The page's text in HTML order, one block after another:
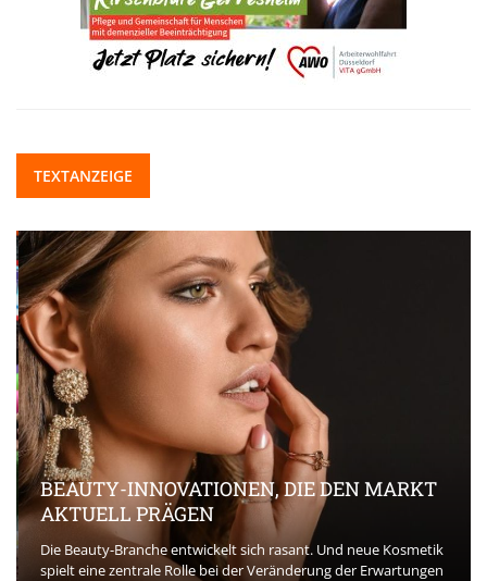
TEXTANZEIGE
BEAUTY-INNOVATIONEN, DIE DEN MARKT
AKTUELL PRÄGEN
Die Beauty-Branche entwickelt sich rasant. Und neue Kosmetik
spielt eine zentrale Rolle bei der Veränderung der Erwartungen